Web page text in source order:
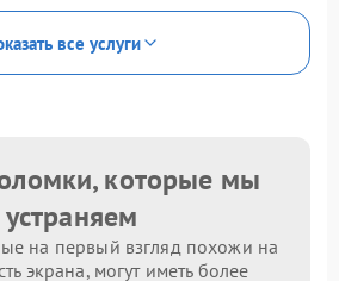
все услуги
которые мы
устраняем
на первый взгляд похожи на
экрана, могут иметь более